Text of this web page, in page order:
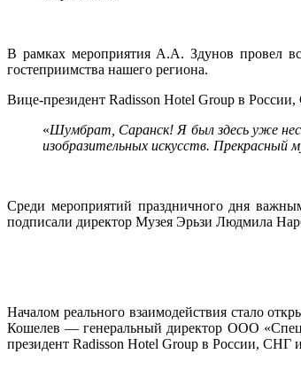
В рамках мероприятия А.А. Здунов провел
гостеприимства нашего региона.
Вице-президент Radisson Hotel Group в
«Шумбрат, Саранск! Я был здесь уже
изобразительных искусств. Прекрасный
Среди мероприятий праздничного дня
подписали директор Музея Эрьзи Людмила
Началом реального взаимодействия стало
Кошелев — генеральный директор ООО
президент Radisson Hotel Group в России, СНГ